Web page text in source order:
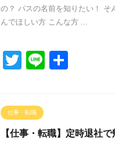
の？ パスの名前を知りたい！ そ
んでほしい方 こんな方 ...
T
er
Li
仕事・転職
【仕事・転職】定時退社